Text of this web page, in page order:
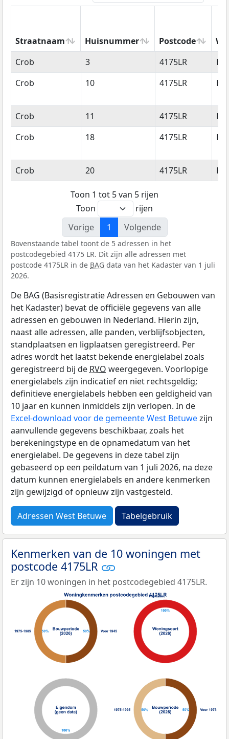
Straatnaam Huisnummer Postcode
Straatnaam
Huisnummer Postcode
Crob 3 4175LR
Crob
10 4175LR
Crob 11 4175LR
Crob
18 4175LR
Crob 20 4175LR
Toon 1 tot 5 van 5 rijen
Toon
rijen
Vorige
1 Volgende
Bovenstaande tabel toont de 5 adressen in het
postcodegebied 4175 LR. Dit zijn alle adressen met
postcode 4175LR in de BAG data van het Kadaster van 1 juli
2026.
De BAG (Basisregistratie Adressen en Gebouwen van
het Kadaster) bevat de officiële gegevens van alle
adressen en gebouwen in Nederland. Hierin zijn,
naast alle adressen, alle panden, verblijfsobjecten,
standplaatsen en ligplaatsen geregistreerd. Per
adres wordt het laatst bekende energielabel zoals
geregistreerd bij de RVO weergegeven. Voorlopige
energielabels zijn indicatief en niet rechtsgeldig;
definitieve energielabels hebben een geldigheid van
10 jaar en kunnen inmiddels zijn verlopen. In de
Excel-download voor de gemeente West Betuwezijn
aanvullende gegevens beschikbaar, zoals het
berekeningstype en de opnamedatum van het
energielabel. De gegevens in deze tabel zijn
gebaseerd op een peildatum van 1 juli 2026, na deze
datum kunnen energielabels en andere kenmerken
zijn gewijzigd of opnieuw zijn vastgesteld.
Adressen West Betuwe Tabelgebruik
Kenmerken van de 10 woningen met
postcode 4175LR
Er zijn 10 woningen in het postcodegebied 4175LR.